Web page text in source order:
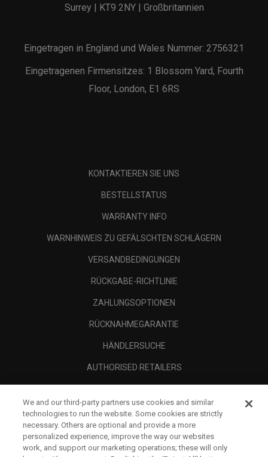
Surrey | KT9 2NY | Großbritannien
Eingetragen in England und Wales Nummer: 2756321
Eingetragenen Firmensitzes: 1 Blossom Yard, Fourth
Floor, London, E1 6RS
KONTAKTIEREN SIE UNS
BESTELLSTATUS
WARRANTY INFO
WARNHINWEIS ZU GEFÄLSCHTEN SCHLÄGERN
VERSANDBEDINGUNGEN
RÜCKGABE-RICHTLINIE
ZAHLUNGSOPTIONEN
RÜCKNAHMEGARANTIE
HÄNDLERSUCHE
AUTHORISED RETAILERS
UNTERNEHMENSPROFIL
RECHTLICHES-
We and our third-party partners use cookies and similar
technologies to run the website. Some cookies are strictly
necessary. Others are optional and provide a more
personalized experience, improve the way our websites
work, and support our marketing operations; these will only